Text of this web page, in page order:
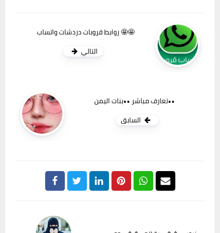
روابط قروبات دردشات واتساب 🤩🤩
التالي
تعارف مباشر ••بنات اليمن••
السابق